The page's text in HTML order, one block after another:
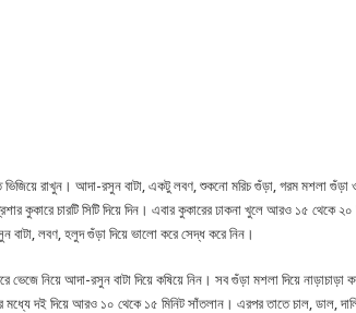
ভিজিয়ে রাখুন। আদা-রসুন বাটা, একটু লবণ, শুকনো মরিচ গুঁড়া, গরম মশলা গুঁড়া
কুকারে চারটি সিটি দিয়ে দিন। এবার কুকারের ঢাকনা খুলে আরও ১৫ থেকে ২০
বাটা, লবণ, হলুদ গুঁড়া দিয়ে ভালো করে সেদ্ধ করে নিন।
নিয়ে আদা-রসুন বাটা দিয়ে কষিয়ে নিন। সব গুঁড়া মশলা দিয়ে নাড়াচাড়া
দই দিয়ে আরও ১০ থেকে ১৫ মিনিট সাঁতলান। এরপর তাতে চাল, ডাল,